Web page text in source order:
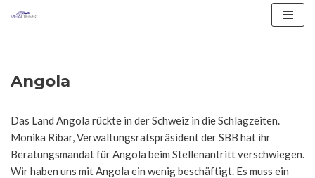
Angola
Das Land Angola rückte in der Schweiz in die Schlagzeiten.
Monika Ribar, Verwaltungsratspräsident der SBB hat ihr
Beratungsmandat für Angola beim Stellenantritt verschwiegen.
Wir haben uns mit Angola ein wenig beschäftigt. Es muss ein